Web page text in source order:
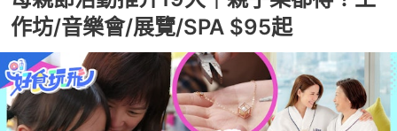
作坊/音樂會/展覽/SPA $95起